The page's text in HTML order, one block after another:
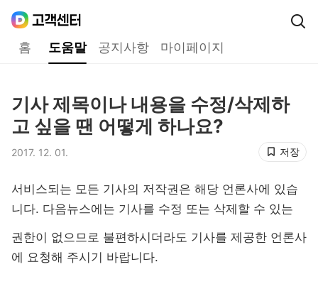
홈 도움말 공지사항 마이페이지
기사 제목이나 내용을 수정/삭제하
고 싶을 땐 어떻게 하나요?
저장
2017. 12. 01.
서비스되는 모든 기사의 저작권은 해당 언론사에 있습
니다. 다음뉴스에는 기사를 수정 또는 삭제할 수 있는
권한이 없으므로 불편하시더라도 기사를 제공한 언론사
에 요청해 주시기 바랍니다.